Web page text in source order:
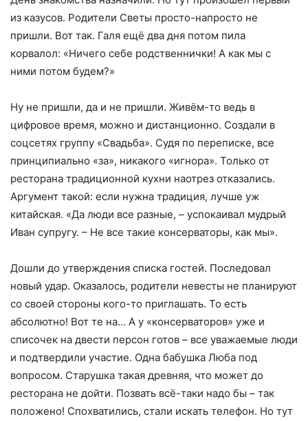
из казусов. Родители Светы просто-напросто не
пришли. Вот так. Галя ещё два дня потом пила
корвалол: «Ничего себе родственнички! А как мы с
ними потом будем?»
Ну не пришли, да и не пришли. Живём-то ведь в
цифровое время, можно и дистанционно. Создали в
соцсетях группу «Свадьба». Судя по переписке, все
принципиально «за», никакого «игнора». Только от
ресторана традиционной кухни наотрез отказались.
Аргумент такой: если нужна традиция, лучше уж
китайская. «Да люди все разные, – успокаивал мудрый
Иван супругу. – Не все такие консерваторы, как мы».
Дошли до утверждения списка гостей. Последовал
новый удар. Оказалось, родители невесты не планируют
со своей стороны кого-то приглашать. То есть
абсолютно! Вот те на… А у «консерваторов» уже и
списочек на двести персон готов – все уважаемые люди
и подтвердили участие. Одна бабушка Люба под
вопросом. Старушка такая древняя, что может до
ресторана не дойти. Позвать всё-таки надо бы – так
положено! Спохватились, стали искать телефон. Но тут